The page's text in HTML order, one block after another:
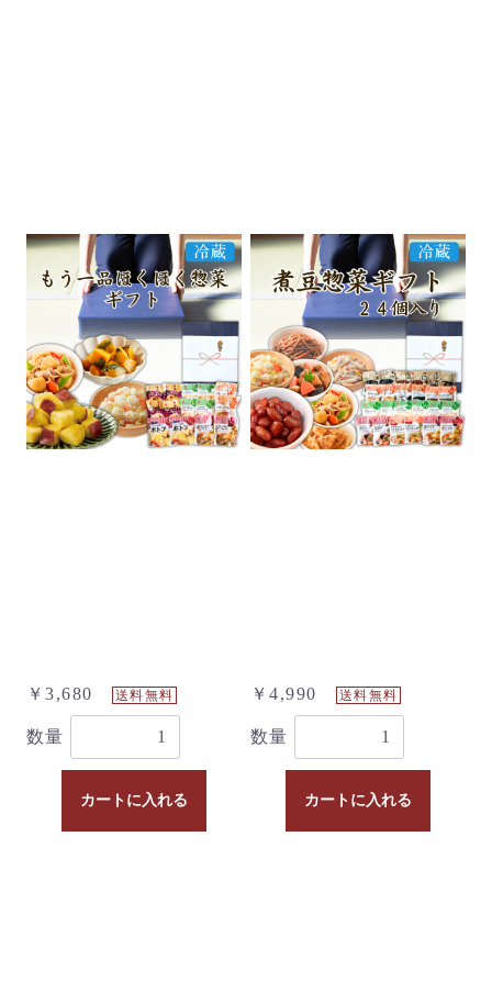
￥3,680 送料無料
数量
カートに入れる
￥4,990 送料無料
数量
カートに入れる